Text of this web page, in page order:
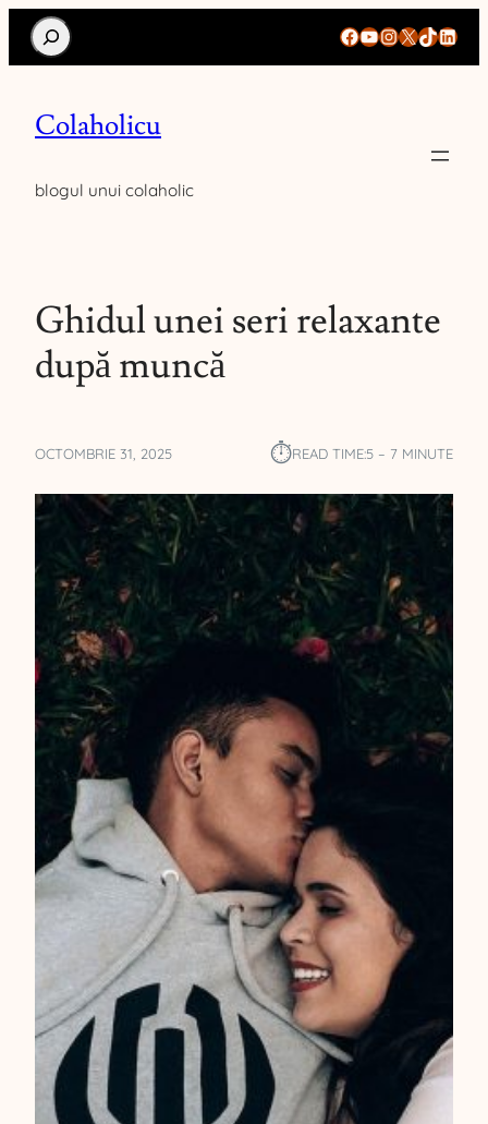
Search Facebook
YouTube
Instagram
X TikTok
Colaholicu
blogul unui colaholic
Ghidul unei seri relaxante
după muncă
OCTOMBRIE 31, 2025 ⏱︎READ TIME:5 – 7 MINUTE